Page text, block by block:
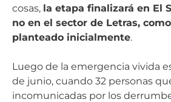
cosas, la etapa finalizará en El
no en el sector de Letras,
planteado inicialmente.
Luego de la emergencia vivida
de junio, cuando 32 personas
incomunicadas por los